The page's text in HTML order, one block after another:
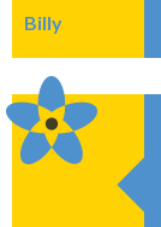
Billy